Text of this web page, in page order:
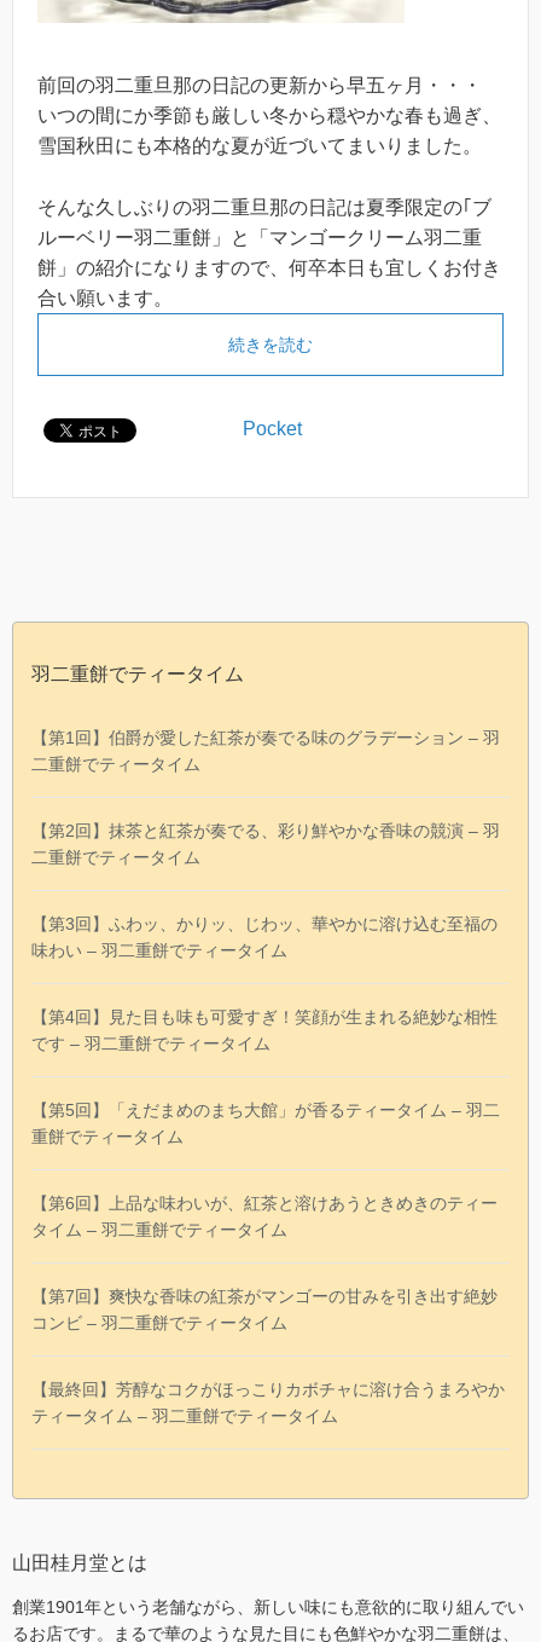
前回の羽二重旦那の日記の更新から早五ヶ月・・・
いつの間にか季節も厳しい冬から穏やかな春も過ぎ、
雪国秋田にも本格的な夏が近づいてまいりました。
そんな久しぶりの羽二重旦那の日記は夏季限定の｢ブ
ルーベリー羽二重餅」と「マンゴークリーム羽二重
餅」の紹介になりますので、何卒本日も宜しくお付き
合い願います。
続きを読む
Pocket
羽二重餅でティータイム
【第1回】伯爵が愛した紅茶が奏でる味のグラデーション – 羽
二重餅でティータイム
【第2回】抹茶と紅茶が奏でる、彩り鮮やかな香味の競演 – 羽
二重餅でティータイム
【第3回】ふわッ、かりッ、じわッ、華やかに溶け込む至福の
味わい – 羽二重餅でティータイム
【第4回】見た目も味も可愛すぎ！笑顔が生まれる絶妙な相性
です – 羽二重餅でティータイム
【第5回】「えだまめのまち大館」が香るティータイム – 羽二
重餅でティータイム
【第6回】上品な味わいが、紅茶と溶けあうときめきのティー
タイム – 羽二重餅でティータイム
【第7回】爽快な香味の紅茶がマンゴーの甘みを引き出す絶妙
コンビ – 羽二重餅でティータイム
【最終回】芳醇なコクがほっこりカボチャに溶け合うまろやか
ティータイム – 羽二重餅でティータイム
山田桂月堂とは
創業1901年という老舗ながら、新しい味にも意欲的に取り組んでい
るお店です。まるで華のような見た目にも色鮮やかな羽二重餅は、